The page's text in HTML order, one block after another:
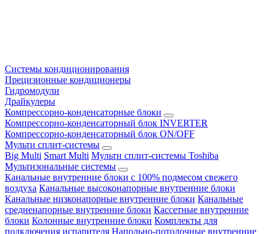
Системы кондиционирования
Прецизионные кондиционеры
Гидромодули
Драйкулеры
Компрессорно-конденсаторные блоки
Компрессорно-конденсаторный блок INVERTER
Компрессорно-конденсаторный блок ON/OFF
Мульти сплит-системы
Big Multi Smart Multi Мульти сплит-системы Toshiba
Мультизональные системы
Канальные внутренние блоки с 100% подмесом свежего
воздуха Канальные высоконапорные внутренние блоки
Канальные низконапорные внутренние блоки Канальные
средненапорные внутренние блоки Кассетные внутренние
блоки Колонные внутренние блоки Комплекты для
подключения испарителя Напольно-потолочные внутренние